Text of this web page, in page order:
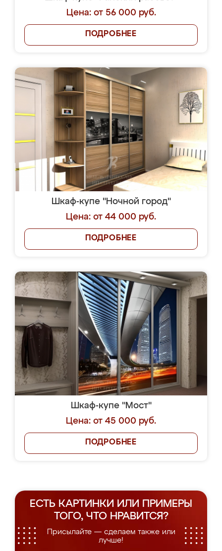
Цена: от 56 000 руб.
ПОДРОБНЕЕ
Шкаф-купе "Ночной город"
Цена: от 44 000 руб.
ПОДРОБНЕЕ
Шкаф-купе "Мост"
Цена: от 45 000 руб.
ПОДРОБНЕЕ
ЕСТЬ КАРТИНКИ ИЛИ ПРИМЕРЫ
ТОГО, ЧТО НРАВИТСЯ?
Присылайте — сделаем также или
лучше!